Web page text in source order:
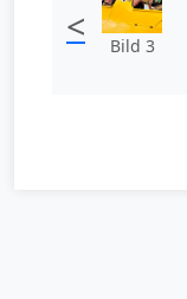
< Bild 3